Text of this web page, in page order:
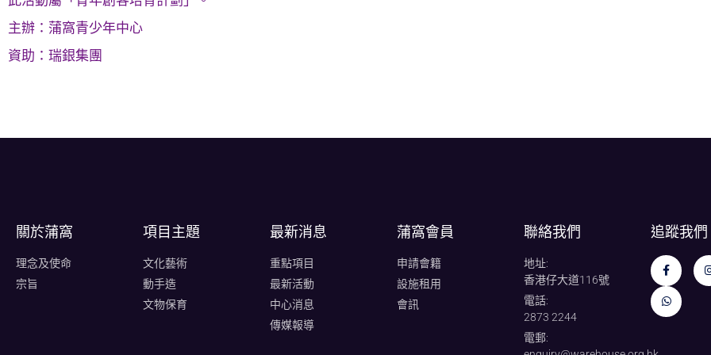
主辦：蒲窩青少年中心
資助：瑞銀集團
關於蒲窩​
理念及使命
宗旨
項目主題
文化藝術
動手造
文物保育
最新消息
重點項目
最新活動
中心消息
傳媒報導
蒲窩會員
申請會籍
設施租用
會訊
聯絡我們
地址:
香港仔大道116號
電話:
2873 2244
電郵:
追蹤我們